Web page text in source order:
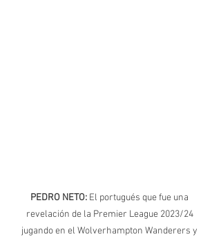
PEDRO NETO: El portugués que fue una
revelación de la Premier League 2023/24
jugando en el Wolverhampton Wanderers y